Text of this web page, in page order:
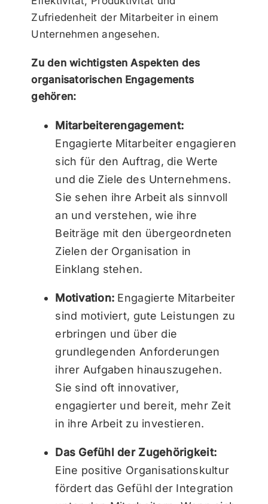
Zufriedenheit der Mitarbeiter in einem
Unternehmen angesehen.
Zu den wichtigsten Aspekten des
organisatorischen Engagements
gehören:
Mitarbeiterengagement:
Engagierte Mitarbeiter engagieren
sich für den Auftrag, die Werte
und die Ziele des Unternehmens.
Sie sehen ihre Arbeit als sinnvoll
an und verstehen, wie ihre
Beiträge mit den übergeordneten
Zielen der Organisation in
Einklang stehen.
Motivation: Engagierte Mitarbeiter
sind motiviert, gute Leistungen zu
erbringen und über die
grundlegenden Anforderungen
ihrer Aufgaben hinauszugehen.
Sie sind oft innovativer,
engagierter und bereit, mehr Zeit
in ihre Arbeit zu investieren.
Das Gefühl der Zugehörigkeit:
Eine positive Organisationskultur
fördert das Gefühl der Integration